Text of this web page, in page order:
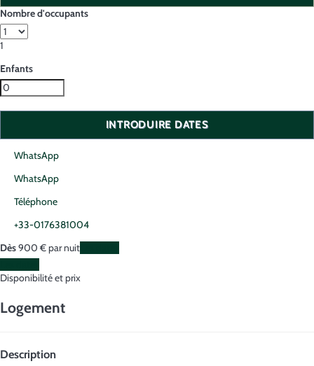
Nombre d'occupants
1
Enfants
INTRODUIRE DATES
WhatsApp
WhatsApp
Téléphone
+33-0176381004
Dès900 €par nuit
Disponibilité et prix
Logement
Description